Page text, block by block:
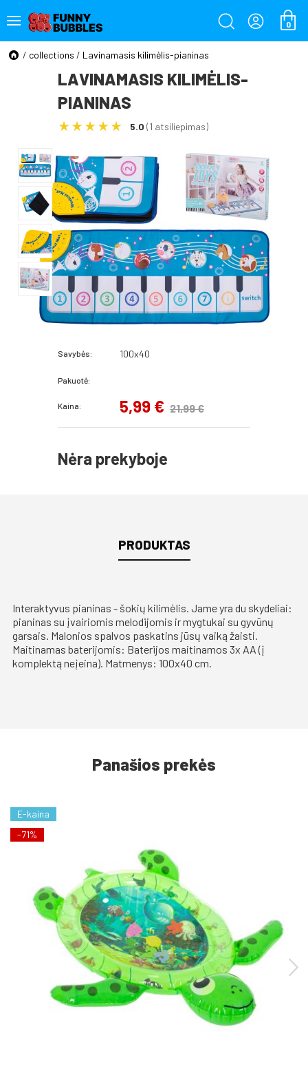
0
/ collections / Lavinamasis kilimėlis-pianinas
LAVINAMASIS KILIMĖLIS-
PIANINAS
5.0 (1 atsiliepimas)
Savybės: 100x40
Pakuotė:
Kaina: 5,99 € 21,99 €
Nėra prekyboje
PRODUKTAS
Interaktyvus pianinas - šokių kilimėlis. Jame yra du skydeliai:
pianinas su įvairiomis melodijomis ir mygtukai su gyvūnų
garsais. Malonios spalvos paskatins jūsų vaiką žaisti.
Maitinamas baterijomis: Baterijos maitinamos 3x AA (į
komplektą neįeina). Matmenys: 100x40 cm.
Panašios prekės
E-kaina
-71%